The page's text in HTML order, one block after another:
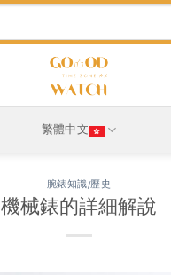
繁體中文
腕錶知識/歷史
機械錶的詳細解說